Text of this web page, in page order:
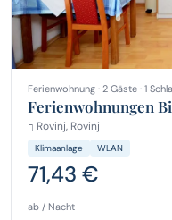
Ferienwohnung · 2 Gäste · 1
Ferienwohnungen
Rovinj, Rovinj
Klimaanlage WLAN
71,43 €
ab / Nacht